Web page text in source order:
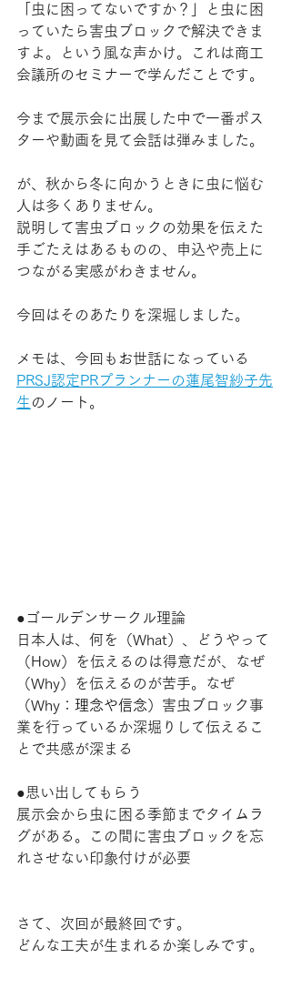
「虫に困ってないですか？」と虫に困
っていたら害虫ブロックで解決できま
すよ。という風な声かけ。これは商工
会議所のセミナーで学んだことです。
今まで展示会に出展した中で一番ポス
ターや動画を見て会話は弾みました。
が、秋から冬に向かうときに虫に悩む
人は多くありません。
説明して害虫ブロックの効果を伝えた
手ごたえはあるものの、申込や売上に
つながる実感がわきません。
今回はそのあたりを深堀しました。
メモは、今回もお世話になっている
PRSJ認定PRプランナーの蓮尾智紗子先
生 のノート。
●ゴールデンサークル理論
日本人は、何を（What）、どうやって
（How）を伝えるのは得意だが、なぜ
（Why）を伝えるのが苦手。なぜ
（Why： 理念や信念）害虫ブロック事
業を行っているか深堀りして伝えるこ
とで共感が深まる
●思い出してもらう
展示会から虫に困る季節までタイムラ
グがある。この間に害虫ブロックを忘
れさせない印象付けが必要
さて、次回が最終回です。
どんな工夫が生まれるか楽しみです。